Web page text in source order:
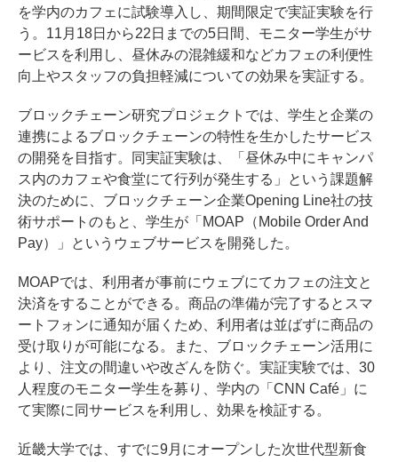
を学内のカフェに試験導入し、期間限定で実証実験を行
う。11月18日から22日までの5日間、モニター学生がサ
ービスを利用し、昼休みの混雑緩和などカフェの利便性
向上やスタッフの負担軽減についての効果を実証する。
ブロックチェーン研究プロジェクトでは、学生と企業の
連携によるブロックチェーンの特性を生かしたサービス
の開発を目指す。同実証実験は、「昼休み中にキャンパ
ス内のカフェや食堂にて行列が発生する」という課題解
決のために、ブロックチェーン企業Opening Line社の技
術サポートのもと、学生が「MOAP（Mobile Order And
Pay）」というウェブサービスを開発した。
MOAPでは、利用者が事前にウェブにてカフェの注文と
決済をすることができる。商品の準備が完了するとスマ
ートフォンに通知が届くため、利用者は並ばずに商品の
受け取りが可能になる。また、ブロックチェーン活用に
より、注文の間違いや改ざんを防ぐ。実証実験では、30
人程度のモニター学生を募り、学内の「CNN Café」に
て実際に同サービスを利用し、効果を検証する。
近畿大学では、すでに9月にオープンした次世代型新食